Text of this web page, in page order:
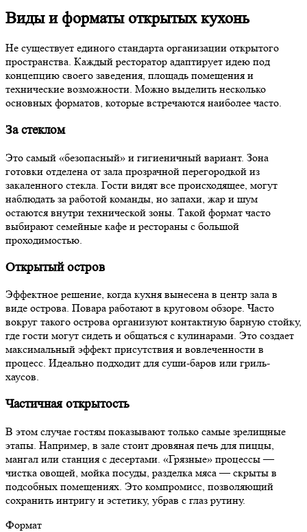
Виды и форматы открытых кухонь
Не существует единого стандарта организации открытого
пространства. Каждый ресторатор адаптирует идею под
концепцию своего заведения, площадь помещения и
технические возможности. Можно выделить несколько
основных форматов, которые встречаются наиболее часто.
За стеклом
Это самый «безопасный» и гигиеничный вариант. Зона
готовки отделена от зала прозрачной перегородкой из
закаленного стекла. Гости видят все происходящее, могут
наблюдать за работой команды, но запахи, жар и шум
остаются внутри технической зоны. Такой формат часто
выбирают семейные кафе и рестораны с большой
проходимостью.
Открытый остров
Эффектное решение, когда кухня вынесена в центр зала в
виде острова. Повара работают в круговом обзоре. Часто
вокруг такого острова организуют контактную барную стойку,
где гости могут сидеть и общаться с кулинарами. Это создает
максимальный эффект присутствия и вовлеченности в
процесс. Идеально подходит для суши-баров или гриль-
хаусов.
Частичная открытость
В этом случае гостям показывают только самые зрелищные
этапы. Например, в зале стоит дровяная печь для пиццы,
мангал или станция с десертами. «Грязные» процессы —
чистка овощей, мойка посуды, разделка мяса — скрыты в
подсобных помещениях. Это компромисс, позволяющий
сохранить интригу и эстетику, убрав с глаз рутину.
Формат